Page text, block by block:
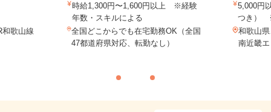
歌山線
時給1,300円〜1,600円以上 ※経験
年数・スキルによる
全国どこからでも在宅勤務OK（全国
47都道府県対応、転勤なし）
5,000円
つき）
和歌山
南近畿